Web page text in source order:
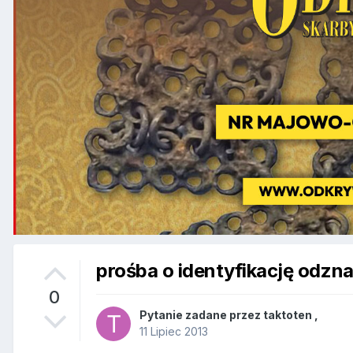
0
prośba o identyfikację
Pytanie zadane przez taktoten
11 Lipiec 2013